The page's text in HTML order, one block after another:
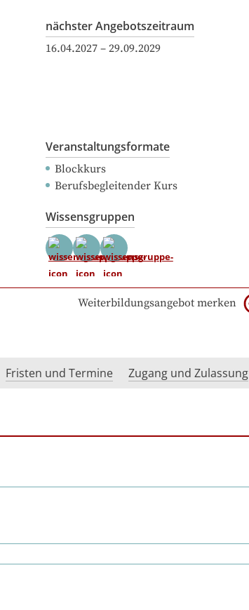
nächster Angebotszeitraum
16.04.2027 – 29.09.2029
Veranstaltungsformate
Blockkurs
Berufsbegleitender Kurs
Wissensgruppen
Weiterbildungsangebot merken
Fristen und Termine Zugang und Zulassung